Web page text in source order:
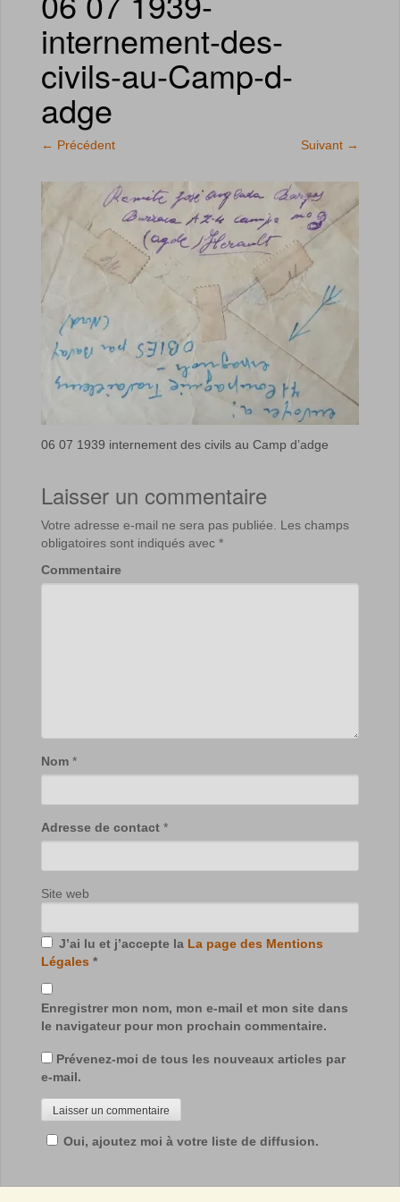
internement-des-
civils-au-Camp-d-
adge
← Précédent Suivant →
06 07 1939 internement des civils au Camp d’adge
Laisser un commentaire
Votre adresse e-mail ne sera pas publiée. Les champs
obligatoires sont indiqués avec *
Commentaire
Nom *
Adresse de contact *
Site web
J’ai lu et j’accepte la La page des Mentions
Légales *
Enregistrer mon nom, mon e-mail et mon site dans
le navigateur pour mon prochain commentaire.
Prévenez-moi de tous les nouveaux articles par
e-mail.
Oui, ajoutez moi à votre liste de diffusion.